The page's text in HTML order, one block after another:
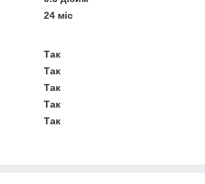
24 міс
Так
Так
Так
Так
Так